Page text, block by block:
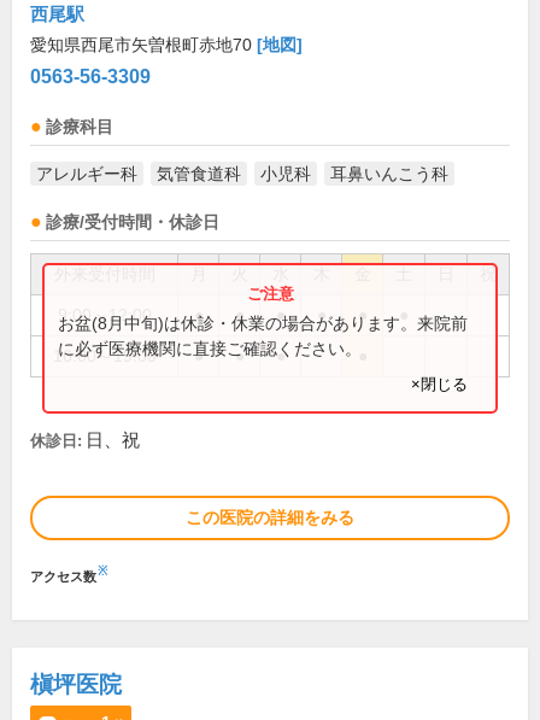
西尾駅
愛知県西尾市矢曽根町赤地70 [地図]
0563-56-3309
診療科目
アレルギー科 気管食道科 小児科 耳鼻いんこう科
診療/受付時間・休診日
祝
9:00～12:00 ● ● ● ● ●
16:00～19:00 ● ● ●
お盆(8月中旬)は休診・休業の場合があります。来院前
に必ず医療機関に直接ご確認ください。
×閉じる
休診日: 日、祝
この医院の詳細をみる
アクセス数※
槇坪医院